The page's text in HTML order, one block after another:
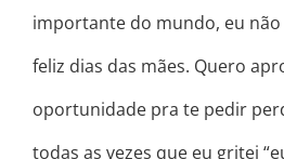
importante do mundo, eu
feliz dias das mães. Quero
oportunidade pra te pedir
todas as vezes que eu gritei